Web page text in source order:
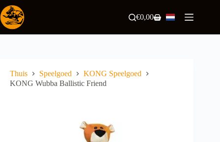
naar
de
inhoud
Winkelwagen
€0,00
Thuis Speelgoed
KONG Speelgoed
KONG Wubba Ballistic Friend